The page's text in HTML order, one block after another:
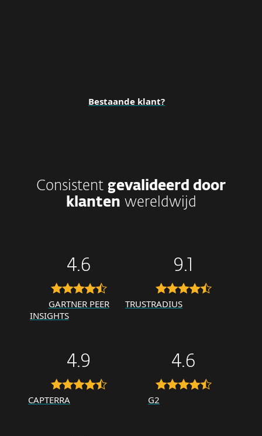
Bestaande klant?
Consistent gevalideerd door
klanten wereldwijd
4.6
GARTNER PEER
INSIGHTS
9.1
TRUSTRADIUS
4.9
CAPTERRA
4.6
G2